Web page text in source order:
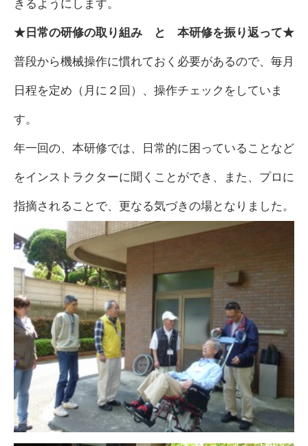
きるようにします。
★日常の研修の取り組み と 本研修を振り返って★
普段から機械操作に慣れておく必要があるので、毎月
日程を定め（月に２回）、操作チェックをしていま
す。
年一回の、本研修では、日常的に困っていることなど
をインストラクターに聞くことができ、また、プロに
指摘されることで、更なる気づきの場となりました。